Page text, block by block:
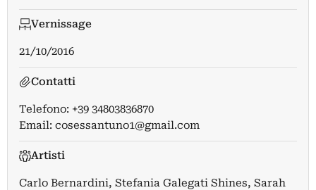
Vernissage
21/10/2016
Contatti
Telefono: +39 34803836870
Email: cosessantuno1@gmail.com
Artisti
Carlo Bernardini, Stefania Galegati Shines, Sarah